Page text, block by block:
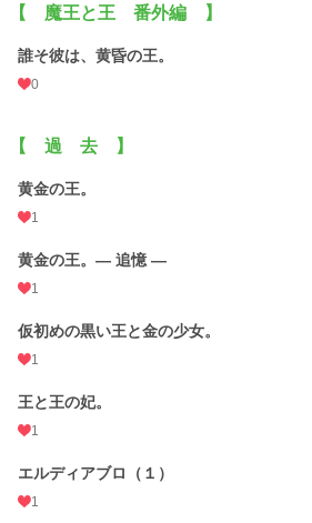
【 魔王と王 番外編 】
誰そ彼は、黄昏の王。
0
【 過 去 】
黄金の王。
1
黄金の王。― 追憶 ―
1
仮初めの黒い王と金の少女。
1
王と王の妃。
1
エルディアブロ（１）
1